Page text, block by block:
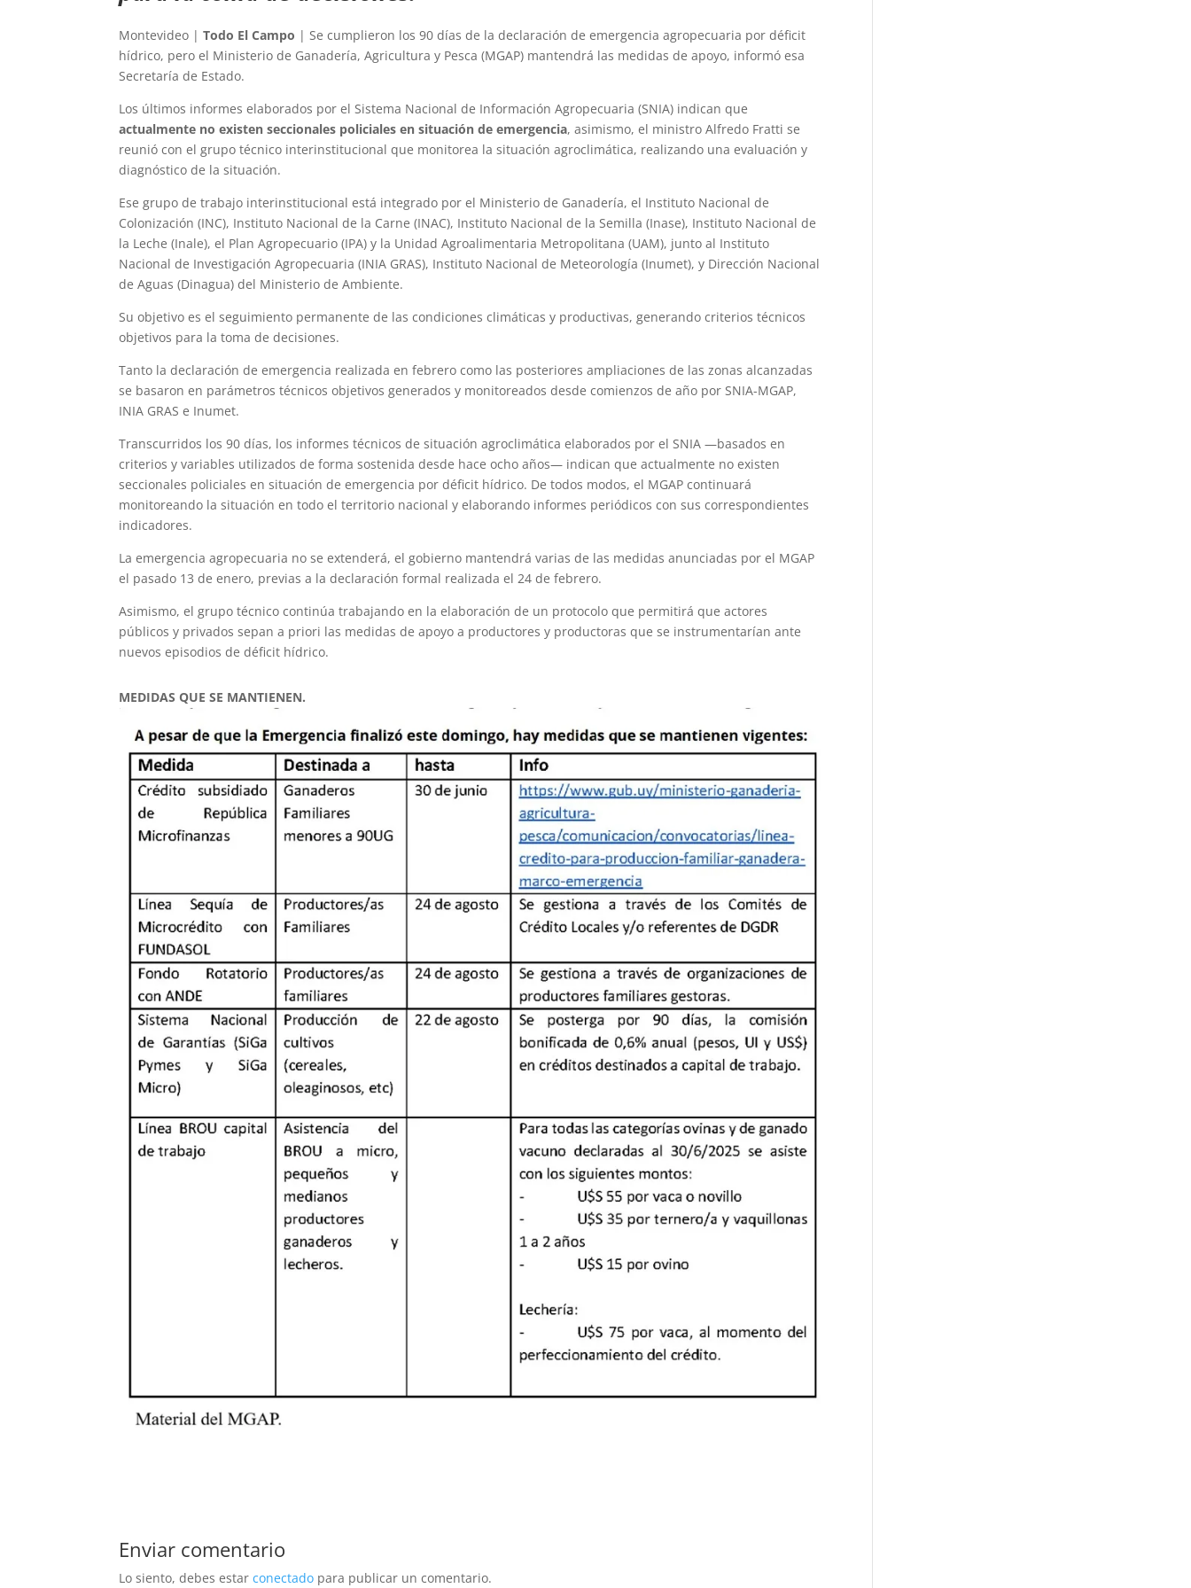
Montevideo |Todo El Campo | Se cumplieron los 90 días de la declaración de emergencia agropecuaria por déficit
hídrico, pero el Ministerio de Ganadería, Agricultura y Pesca (MGAP) mantendrá las medidas de apoyo, informó esa
Secretaría de Estado.
Los últimos informes elaborados por el Sistema Nacional de Información Agropecuaria (SNIA) indican que
actualmente no existen seccionales policiales en situación de emergencia, asimismo, el ministro Alfredo Fratti se
reunió con el grupo técnico interinstitucional que monitorea la situación agroclimática, realizando una evaluación y
diagnóstico de la situación.
Ese grupo de trabajo interinstitucional está integrado por el Ministerio de Ganadería, el Instituto Nacional de
Colonización (INC), Instituto Nacional de la Carne (INAC), Instituto Nacional de la Semilla (Inase), Instituto Nacional de
la Leche (Inale), el Plan Agropecuario (IPA) y la Unidad Agroalimentaria Metropolitana (UAM), junto al Instituto
Nacional de Investigación Agropecuaria (INIA GRAS), Instituto Nacional de Meteorología (Inumet), y Dirección Nacional
de Aguas (Dinagua) del Ministerio de Ambiente.
Su objetivo es el seguimiento permanente de las condiciones climáticas y productivas, generando criterios técnicos
objetivos para la toma de decisiones.
Tanto la declaración de emergencia realizada en febrero como las posteriores ampliaciones de las zonas alcanzadas
se basaron en parámetros técnicos objetivos generados y monitoreados desde comienzos de año por SNIA-MGAP,
INIA GRAS e Inumet.
Transcurridos los 90 días, los informes técnicos de situación agroclimática elaborados por el SNIA —basados en
criterios y variables utilizados de forma sostenida desde hace ocho años— indican que actualmente no existen
seccionales policiales en situación de emergencia por déficit hídrico. De todos modos, el MGAP continuará
monitoreando la situación en todo el territorio nacional y elaborando informes periódicos con sus correspondientes
indicadores.
La emergencia agropecuaria no se extenderá, el gobierno mantendrá varias de las medidas anunciadas por el MGAP
el pasado 13 de enero, previas a la declaración formal realizada el 24 de febrero.
Asimismo, el grupo técnico continúa trabajando en la elaboración de un protocolo que permitirá que actores
públicos y privados sepan a priori las medidas de apoyo a productores y productoras que se instrumentarían ante
nuevos episodios de déficit hídrico.
MEDIDAS QUE SE MANTIENEN.
Enviar comentario
Lo siento, debes estarconectado para publicar un comentario.